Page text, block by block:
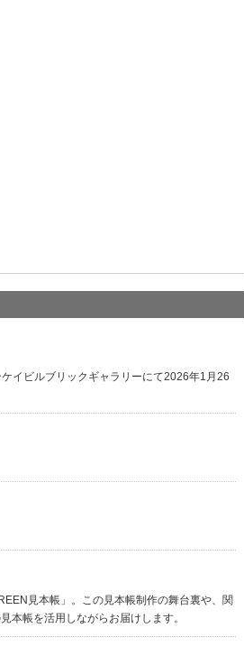
イビルブリックギャラリーにて2026年1月26
見本帳」。この見本帳制作の舞台裏や、関
本帳を活用しながらお届けします。